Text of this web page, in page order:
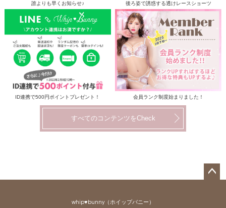
誰よりも早くお知らせ♪ 後ろ姿で誘惑する透けレースショーツ
ID連携で500円ポイントプレゼント！ 会員ランク制度始まりました！
すべてのコンテンツをCheck
whip♥bunny（ホイップバニー）